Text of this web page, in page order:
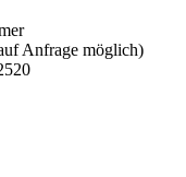
Anfrage möglich)